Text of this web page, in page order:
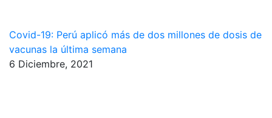
Covid-19: Perú aplicó más de dos millones de dosis de
vacunas la última semana
6 Diciembre, 2021